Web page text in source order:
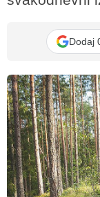
Dodaj